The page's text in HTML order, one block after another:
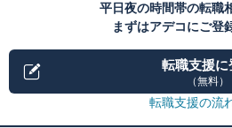
平日夜の時間帯の転職
まずはアデコにご登
転職支援に
（無料）
転職支援の流